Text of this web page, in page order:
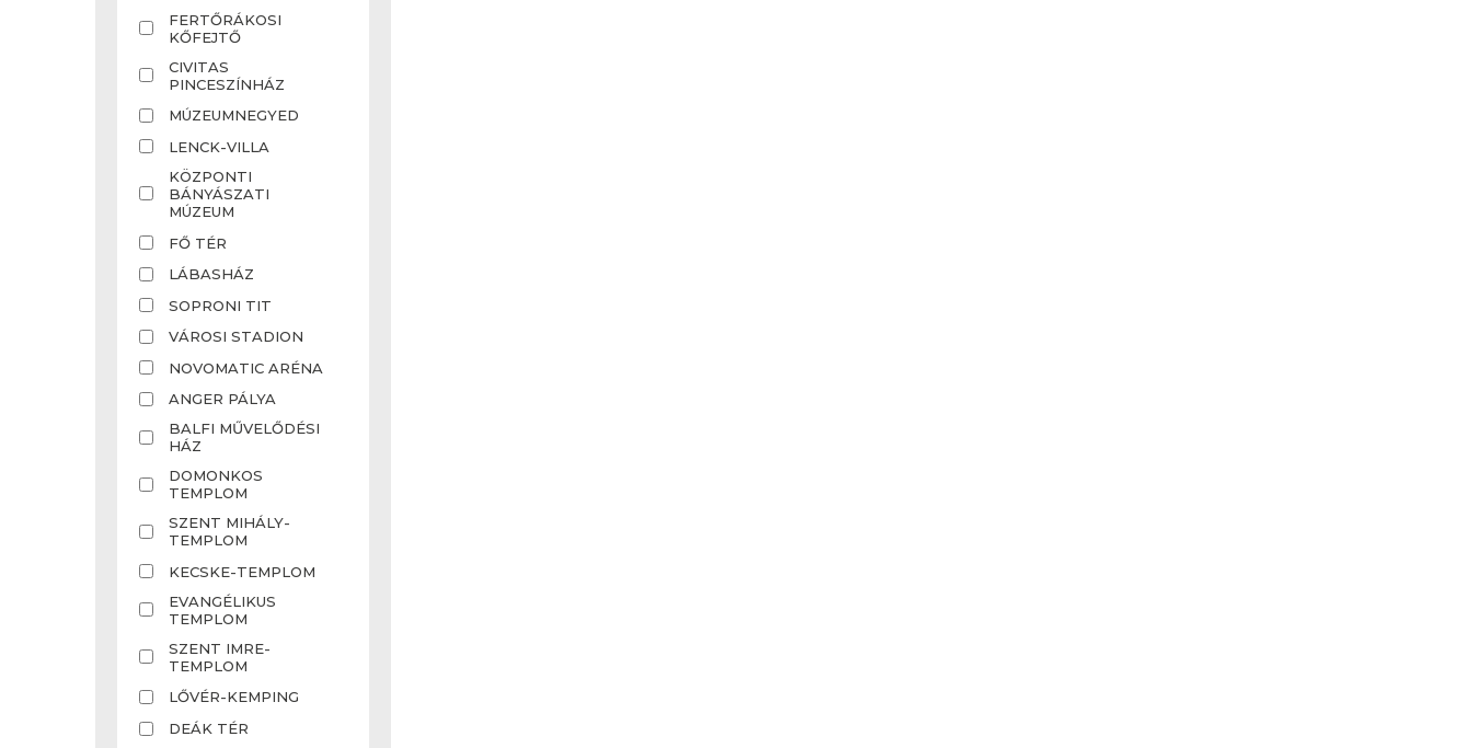
FERTŐRÁKOSI
KŐFEJTŐ
CIVITAS
PINCESZÍNHÁZ
MÚZEUMNEGYED
LENCK-VILLA
KÖZPONTI
BÁNYÁSZATI
MÚZEUM
FŐ TÉR
LÁBASHÁZ
SOPRONI TIT
VÁROSI STADION
NOVOMATIC ARÉNA
ANGER PÁLYA
BALFI MŰVELŐDÉSI
HÁZ
DOMONKOS
TEMPLOM
SZENT MIHÁLY-
TEMPLOM
KECSKE-TEMPLOM
EVANGÉLIKUS
TEMPLOM
SZENT IMRE-
TEMPLOM
LŐVÉR-KEMPING
DEÁK TÉR